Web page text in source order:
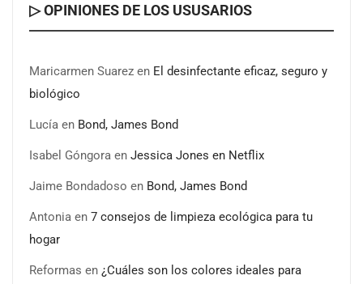
▷ OPINIONES DE LOS USUSARIOS
Maricarmen Suarez en El desinfectante eficaz, seguro y
biológico
Lucía en Bond, James Bond
Isabel Góngora en Jessica Jones en Netflix
Jaime Bondadoso en Bond, James Bond
Antonia en 7 consejos de limpieza ecológica para tu
hogar
Reformas en ¿Cuáles son los colores ideales para